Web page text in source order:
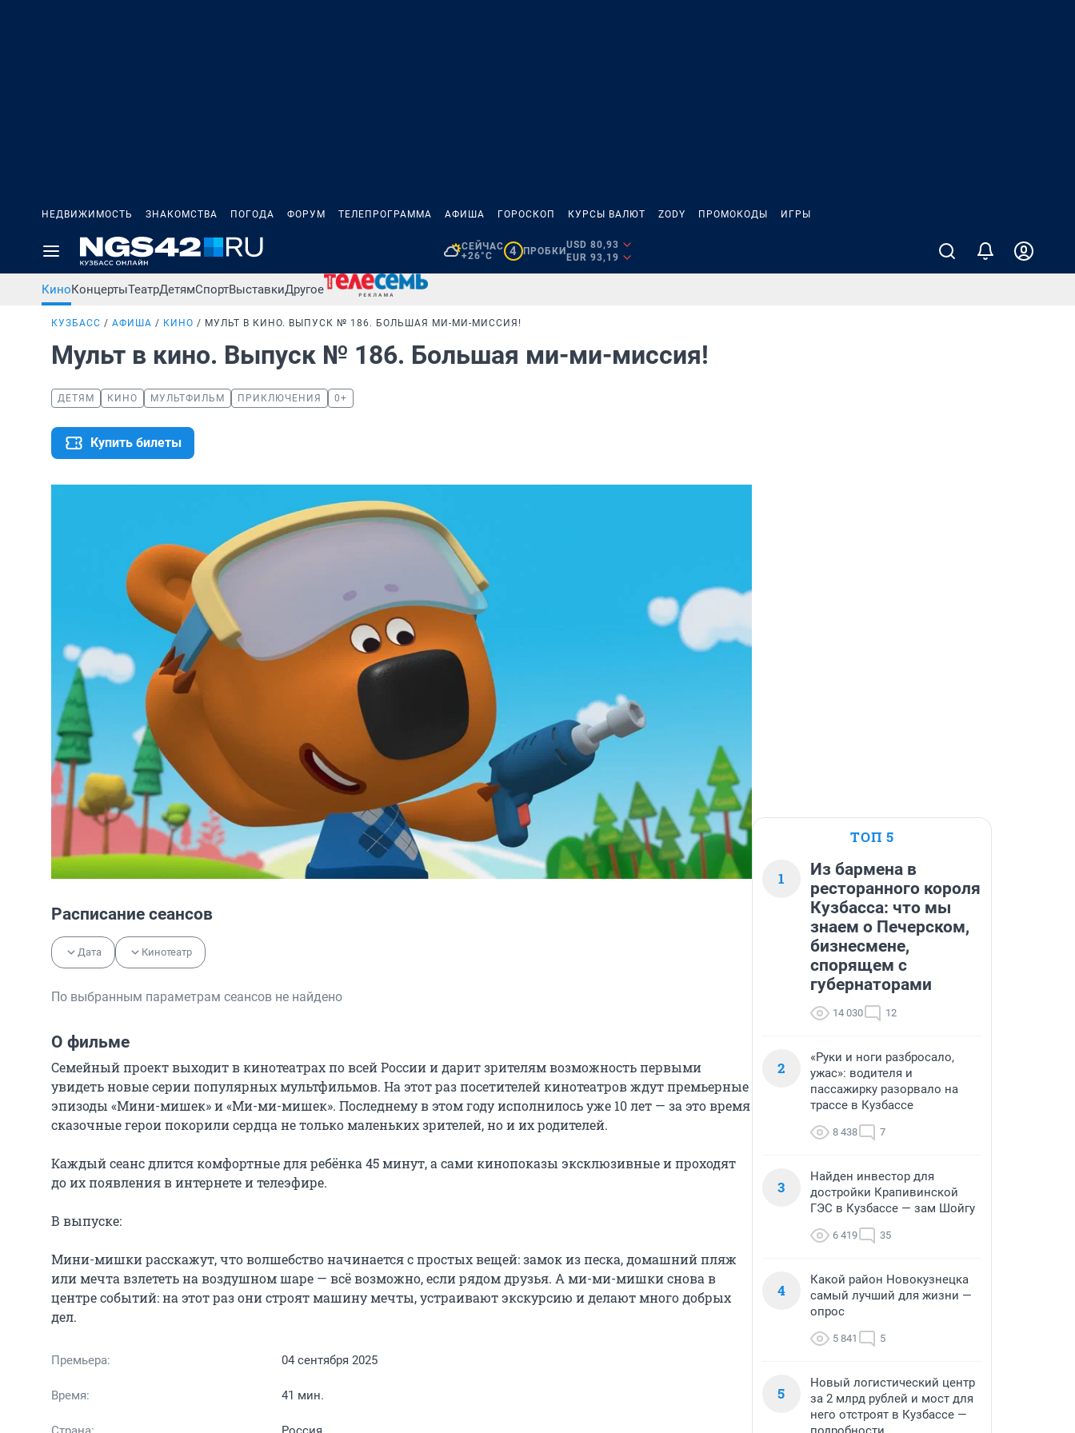
НЕДВИЖИМОСТЬ ЗНАКОМСТВА ПОГОДА ФОРУМ ТЕЛЕПРОГРАММА АФИША ГОРОСКОП КУРСЫ ВАЛЮТ ZODY ПРОМОКОДЫ ИГРЫ
СЕЙЧАС
+26°C
4 ПРОБКИ
USD 80,93
EUR 93,19
КиноКонцертыТеатрДетямСпортВыставкиДругое
КУЗБАСС АФИША КИНО МУЛЬТ В КИНО. ВЫПУСК № 186. БОЛЬШАЯ МИ-МИ-МИССИЯ!
Мульт в кино. Выпуск № 186. Большая ми-ми-миссия!
ДЕТЯМ КИНО МУЛЬТФИЛЬМ ПРИКЛЮЧЕНИЯ 0+
Купить билеты
Расписание сеансов
Дата Кинотеатр
По выбранным параметрам сеансов не найдено
О фильме
Семейный проект выходит в кинотеатрах по всей России и дарит зрителям возможность первыми
увидеть новые серии популярных мультфильмов. На этот раз посетителей кинотеатров ждут премьерные
эпизоды «Мини-мишек» и «Ми-ми-мишек». Последнему в этом году исполнилось уже 10 лет — за это время
сказочные герои покорили сердца не только маленьких зрителей, но и их родителей.
Каждый сеанс длится комфортные для ребёнка 45 минут, а сами кинопоказы эксклюзивные и проходят
до их появления в интернете и телеэфире.
В выпуске:
Мини-мишки расскажут, что волшебство начинается с простых вещей: замок из песка, домашний пляж
или мечта взлететь на воздушном шаре — всё возможно, если рядом друзья. А ми-ми-мишки снова в
центре событий: на этот раз они строят машину мечты, устраивают экскурсию и делают много добрых
дел.
Премьера: 04 сентября 2025
Время: 41 мин.
ТОП 5
1
Из бармена в
ресторанного короля
Кузбасса: что мы
знаем о Печерском,
бизнесмене,
спорящем с
губернаторами
14 030 12
2
«Руки и ноги разбросало,
ужас»: водителя и
пассажирку разорвало на
трассе в Кузбассе
8 438 7
3
Найден инвестор для
достройки Крапивинской
ГЭС в Кузбассе — зам Шойгу
6 419 35
4
Какой район Новокузнецка
самый лучший для жизни —
опрос
5 841 5
5
Новый логистический центр
за 2 млрд рублей и мост для
него отстроят в Кузбассе —